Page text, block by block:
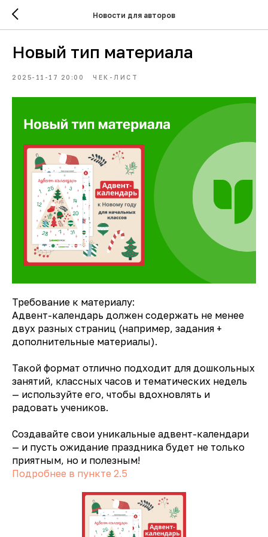
Новости для авторов
Новый тип материала
2025-11-17 20:00 ЧЕК-ЛИСТ
Требование к материалу:
Адвент-календарь должен содержать не менее
двух разных страниц (например, задания +
дополнительные материалы).
Такой формат отлично подходит для дошкольных
занятий, классных часов и тематических недель
— используйте его, чтобы вдохновлять и
радовать учеников.
Создавайте свои уникальные адвент-календари
— и пусть ожидание праздника будет не только
приятным, но и полезным!
Подробнее в пункте 2.5